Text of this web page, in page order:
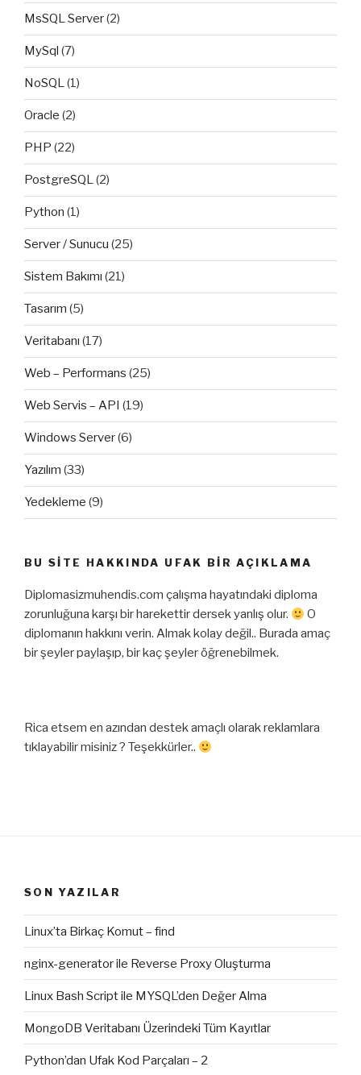
MsSQL Server(2)
MySql (7)
NoSQL(1)
Oracle (2)
PHP (22)
PostgreSQL(2)
Python (1)
Server / Sunucu (25)
Sistem Bakımı (21)
Tasarım (5)
Veritabanı (17)
Web – Performans (25)
Web Servis – API (19)
Windows Server(6)
Yazılım (33)
Yedekleme (9)
BU SITE HAKKINDA UFAK BIR AÇIKLAMA
Diplomasizmuhendis.com çalışma hayatındaki diploma
zorunluğuna karşı bir harekettir dersek yanlış olur.
O
diplomanın hakkını verin. Almak kolay değil.. Burada amaç
bir şeyler paylaşıp, bir kaç şeyler öğrenebilmek.
Rica etsem en azından destek amaçlı olarak reklamlara
tıklayabilir misiniz ? Teşekkürler..
SON YAZILAR
Linux’ta Birkaç Komut – find
nginx-generator ile Reverse Proxy Oluşturma
Linux Bash Script ile MYSQL’den Değer Alma
MongoDB Veritabanı Üzerindeki Tüm Kayıtlar
Python’dan Ufak Kod Parçaları – 2